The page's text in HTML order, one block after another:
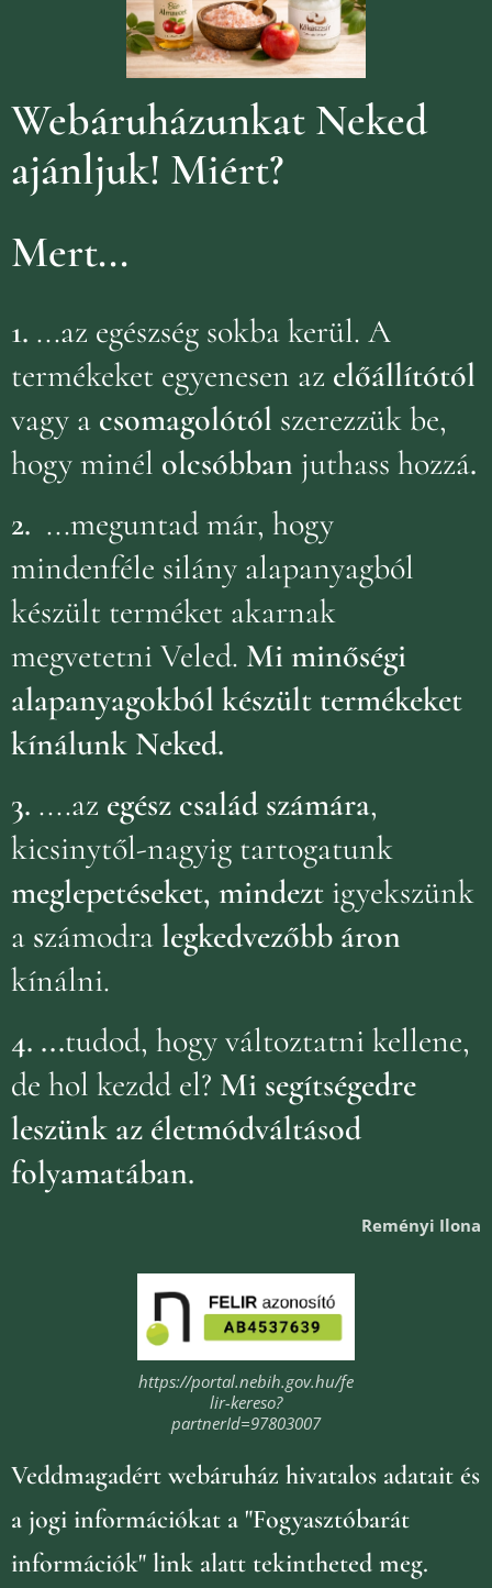
Webáruházunkat Neked
ajánljuk! Miért?
Mert...
1. ...az egészség sokba kerül. A
termékeket egyenesen az előállítótól
vagy a csomagolótól szerezzük be,
hogy minél olcsóbban juthass hozzá.
2. ...meguntad már, hogy
mindenféle silány alapanyagból
készült terméket akarnak
megvetetni Veled. Mi minőségi
alapanyagokból készült termékeket
kínálunk Neked.
3. ....az egész család számára,
kicsinytől-nagyig tartogatunk
meglepetéseket, mindezt igyekszünk
a számodralegkedvezőbb áron
kínálni.
4. ...tudod, hogy változtatni kellene,
de hol kezdd el? Mi segítségedre
leszünk az életmódváltásod
folyamatában.
Reményi Ilona
https://portal.nebih.gov.hu/fe
lir-kereso?
partnerId=97803007
Veddmagadért webáruház hivatalos adatait és
a jogi információkat a "Fogyasztóbarát
információk" link alatt tekintheted meg.